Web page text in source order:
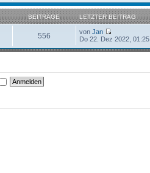
BEITRÄGE LETZTER BEITRAG
556 vonJan
Do 22. Dez 2022, 01:25